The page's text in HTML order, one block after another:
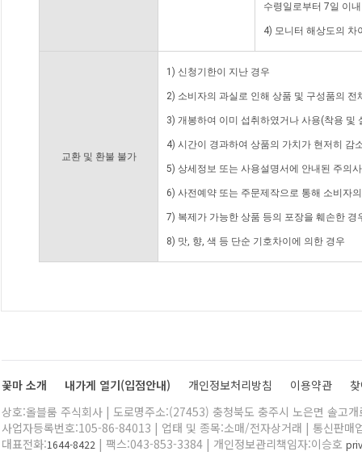
수령일로부터 7일 이
4) 모니터 해상도의 차
교환 및 환불 불가
1) 신청기한이 지난 경우
2) 소비자의 과실로 인해 상품 및 구성품의
3) 개봉하여 이미 섭취하였거나 사용(착용 및
4) 시간이 경과하여 상품의 가치가 현저히 감
5) 상세정보 또는 사용설명서에 안내된 주의
6) 사전예약 또는 주문제작으로 통해 소비자
7) 복제가 가능한 상품 등의 포장을 훼손한 경
8) 맛, 향, 색 등 단순 기호차이에 의한 경우
꽃마 소개 내가게 열기(입점안내) 개인정보처리방침 이용약관
상호:올블룸 주식회사 | 도로명주소:(27453) 충청북도 충주시 노은면 솔고
사업자등록번호:105-86-84013 | 업태 및 종목:소매/전자상거래 | 통신판매
대표전화:1644-8422 | 팩스:043-853-3384 | 개인정보관리책임자:이승호